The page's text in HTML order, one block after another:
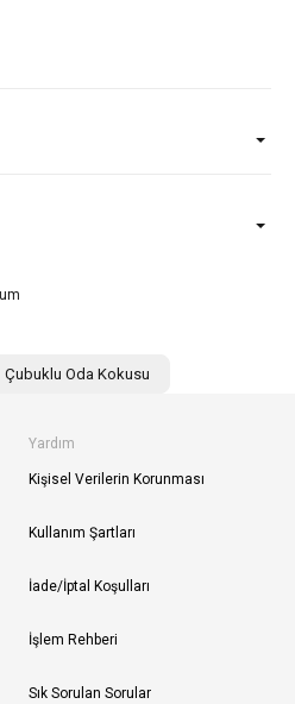
Çubuklu Oda Kokusu
Yardım
Kişisel Verilerin Korunması
Kullanım Şartları
İade/İptal Koşulları
İşlem Rehberi
Sık Sorulan Sorular